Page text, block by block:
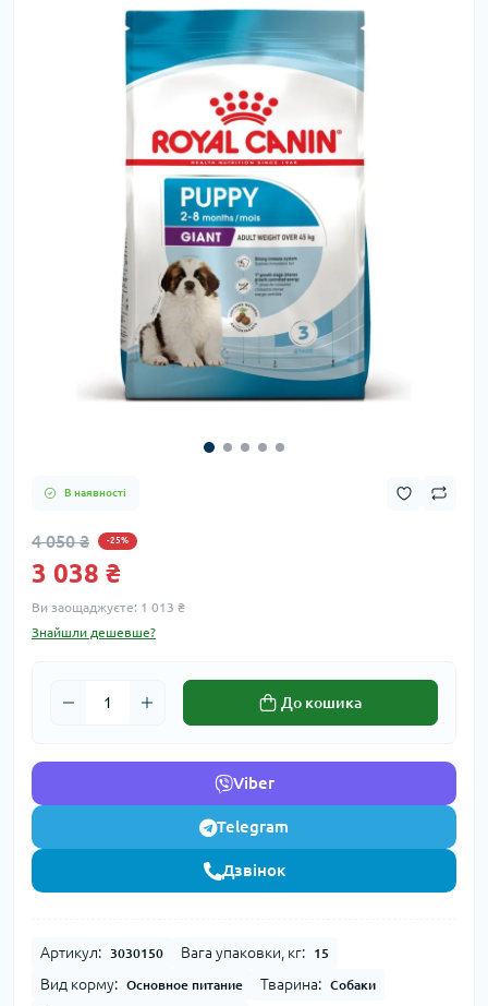
В наявності
4 050 ₴ -25%
3 038 ₴
Ви заощаджуєте: 1 013 ₴
Знайшли дешевше?
До кошика
Viber
Telegram
Дзвінок
Артикул: 3030150 Вага упаковки, кг: 15
Вид корму: Основное питание Тварина: Собаки